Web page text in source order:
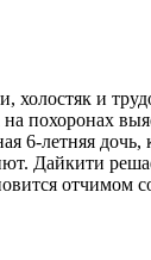
холостяк и
похоронах
6-летняя
Дайкити
отчимом